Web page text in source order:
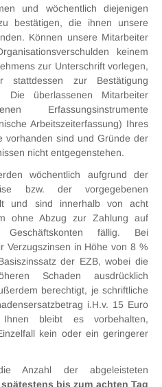
und wöchentlich diejenigen
bestätigen, die ihnen unsere
Können unsere Mitarbeiter
keinem
zur Unterschrift vorlegen,
zur Bestätigung
Die überlassenen Mitarbeiter
Erfassungsinstrumente
Arbeitszeiterfassung) Ihres
vorhanden sind und Gründe der
nicht entgegenstehen.
wöchentlich aufgrund der
bzw. der vorgegebenen
und sind innerhalb von acht
ohne Abzug zur Zahlung auf
fällig. Bei
Verzugszinsen in Höhe von 8 %
der EZB, wobei die
Schaden ausdrücklich
berechtigt, je schriftliche
i.H.v. 15 Euro
bleibt es vorbehalten,
kein oder ein geringerer
Anzahl der abgeleisteten
spätestens bis zum achten Tag